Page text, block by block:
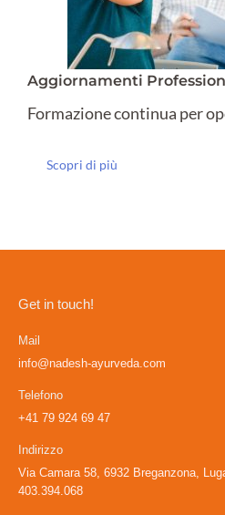
Aggiornamenti
Formazione continua per
Scopri di più
Get in touch!
Mail
info@nadesh-ayurveda.com
Telefono
+41 79 924 69 47
Indirizzo
Via Camara 58, 6932 Breganzona,
403.394.068